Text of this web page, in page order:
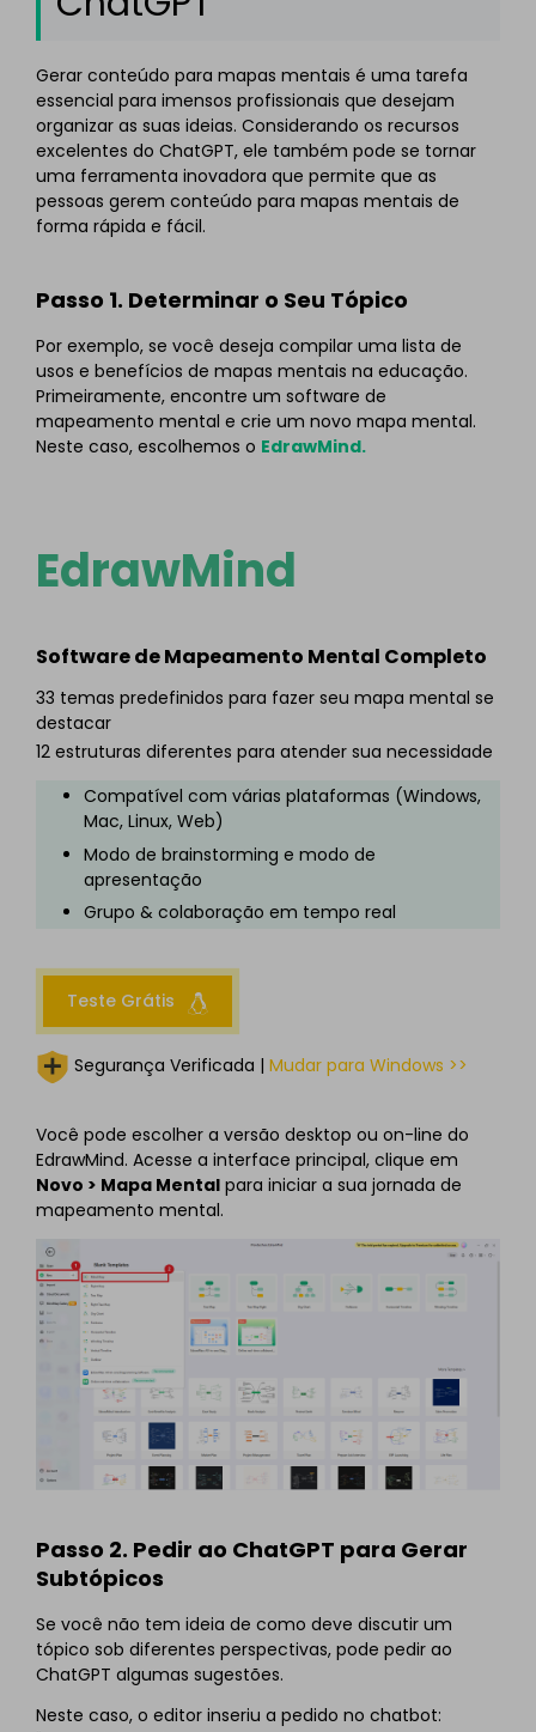
Gerar conteúdo para mapas mentais é uma tarefa
essencial para imensos profissionais que desejam
organizar as suas ideias. Considerando os recursos
excelentes do ChatGPT, ele também pode se tornar
uma ferramenta inovadora que permite que as
pessoas gerem conteúdo para mapas mentais de
forma rápida e fácil.
Passo 1. Determinar o Seu Tópico
Por exemplo, se você deseja compilar uma lista de
usos e benefícios de mapas mentais na educação.
Primeiramente, encontre um software de
mapeamento mental e crie um novo mapa mental.
Neste caso, escolhemos o EdrawMind.
EdrawMind
Software de Mapeamento Mental Completo
33 temas predefinidos para fazer seu mapa mental se
destacar
12 estruturas diferentes para atender sua necessidade
Compatível com várias plataformas (Windows,
Mac, Linux, Web)
Modo de brainstorming e modo de
apresentação
Grupo & colaboração em tempo real
Teste Grátis
Segurança Verificada | Mudar para Windows >>
Você pode escolher a versão desktop ou on-line do
EdrawMind. Acesse a interface principal, clique em
Novo > Mapa Mental para iniciar a sua jornada de
mapeamento mental.
Passo 2. Pedir ao ChatGPT para Gerar
Subtópicos
Se você não tem ideia de como deve discutir um
tópico sob diferentes perspectivas, pode pedir ao
ChatGPT algumas sugestões.
Neste caso, o editor inseriu a pedido no chatbot: